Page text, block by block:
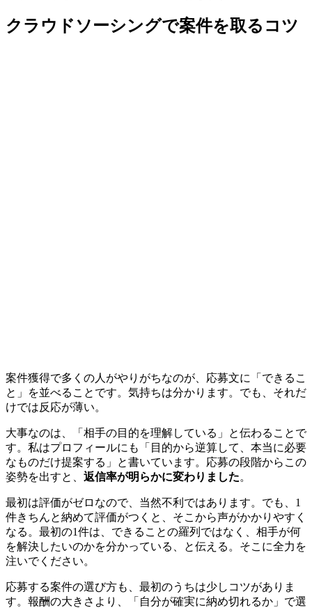
クラウドソーシングで案件を取るコツ
案件獲得で多くの人がやりがちなのが、応募文に「できるこ
と」を並べることです。気持ちは分かります。でも、それだ
けでは反応が薄い。
大事なのは、「相手の目的を理解している」と伝わることで
す。私はプロフィールにも「目的から逆算して、本当に必要
なものだけ提案する」と書いています。応募の段階からこの
姿勢を出すと、 返信率が明らかに変わりました。
最初は評価がゼロなので、当然不利ではあります。でも、1
件きちんと納めて評価がつくと、そこから声がかかりやすく
なる。最初の1件は、できることの羅列ではなく、 相手が何
を解決したいのかを分かっている、と伝える 。そこに全力を
注いでください。
応募する案件の選び方も、最初のうちは少しコツがありま
す。報酬の大きさより、「自分が確実に納め切れるか」で選